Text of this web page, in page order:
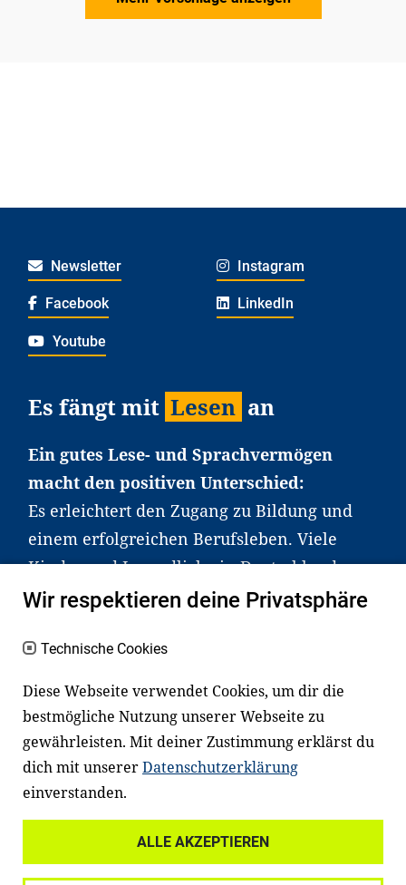
Newsletter Instagram
Facebook LinkedIn
Youtube
Es fängt mit Lesen an
Ein gutes Lese- und Sprachvermögen
macht den positiven Unterschied:
Es erleichtert den Zugang zu Bildung und
einem erfolgreichen Berufsleben. Viele
Kinder und Jugendliche in Deutschland
haben aber große Schwierigkeiten dabei.
an Familien sowie an Erzieher*innen,
Fachexpert*innen. Dafür arbeiten wir eng
mit Ministerien, wissenschaftlichen
Einrichtungen, Verbänden, Unternehmen
und anderen Stiftungen zusammen.
Wir respektieren deine Privatsphäre
Technische Cookies
Diese Webseite verwendet Cookies, um dir die
bestmögliche Nutzung unserer Webseite zu
gewährleisten. Mit deiner Zustimmung erklärst du
dich mit unsererDatenschutzerklärung
einverstanden.
ALLE AKZEPTIEREN